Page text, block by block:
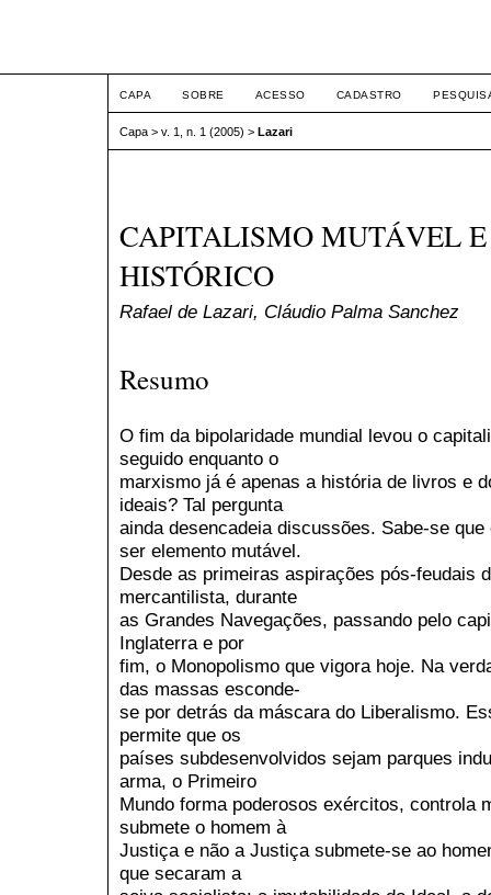
CAPA SOBRE ACESSO CADASTRO
Capa > v. 1, n. 1 (2005) > Lazari
CAPITALISMO MUTÁVEL
HISTÓRICO
Rafael de Lazari, Cláudio Palma Sanchez
Resumo
O fim da bipolaridade mundial levou o
seguido enquanto o
marxismo já é apenas a história de livros e
ideais? Tal pergunta
ainda desencadeia discussões. Sabe-se
ser elemento mutável.
Desde as primeiras aspirações pós-feudais
mercantilista, durante
as Grandes Navegações, passando pelo
Inglaterra e por
fim, o Monopolismo que vigora hoje. Na
das massas esconde-
se por detrás da máscara do Liberalismo.
permite que os
países subdesenvolvidos sejam parques
arma, o Primeiro
Mundo forma poderosos exércitos, controla
submete o homem à
Justiça e não a Justiça submete-se ao
que secaram a